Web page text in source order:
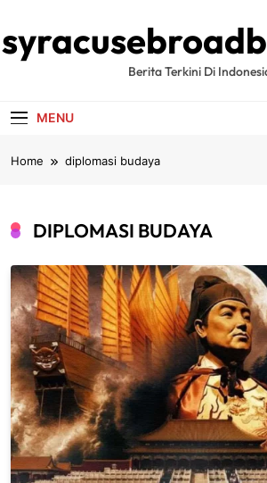
to
content
Berita Terkini Di
MENU
Home diplomasi budaya
DIPLOMASI BUDAYA